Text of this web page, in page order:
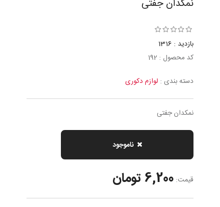
نمكدان جفتى
بازدید : 1316
کد محصول : 192
دسته بندی : لوازم دکوری
نمكدان جفتى
ناموجود
قیمت: 6,200 تومان